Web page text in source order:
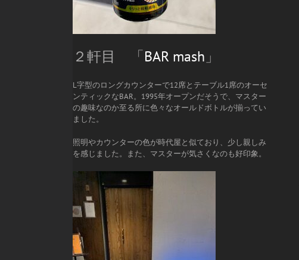
２軒目 「BAR mash 」
L字型のロングカウンターで12席とテーブル1席のオーセ
ンティックなBAR。1995年オープンだそうで、マスター
の趣味なのか至る所に色々なオールドボトルが揃ってい
ました。
照明やカウンターの色が時代屋と似ており、少し親しみ
を感じました。また、マスターが気さくなのも好印象。